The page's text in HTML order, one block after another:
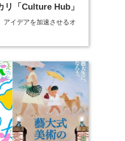
リ「Culture Hub」
アイデアを加速させるオ